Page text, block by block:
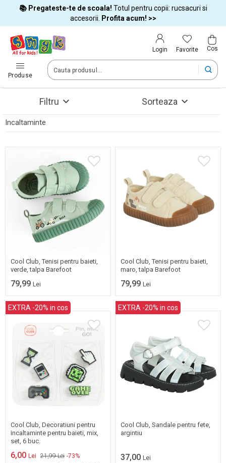
📚 Pregateste-te de scoala! Totul pentru copii: rucsacuri si
accesorii.
Profita acum! >>
Login Favorite Cos
Produse
Tara si limba
Alege tara si treci la cumparaturi
România (Romania)
Livram comenzile tale in tara selectata.
Dupa schimbarea tarii, unele produse pot fi eliminate din cos
Filtru
Incaltaminte
Sorteaza
20 21
23
Cool Club, Tenisi pentru baieti,
verde, talpa Barefoot
79,99 Lei
22
Cool Club, Tenisi pentru baieti,
maro, talpa Barefoot
79,99 Lei
EXTRA -20% in cos
One Size
Cool Club, Decoratiuni pentru
incaltaminte pentru baieti, mix,
set, 6 buc.
6,00 Lei 21,99 Lei -73%
EXTRA -20% in cos
Cool Club, Sandale pentru fete,
argintiu
37,00 Lei